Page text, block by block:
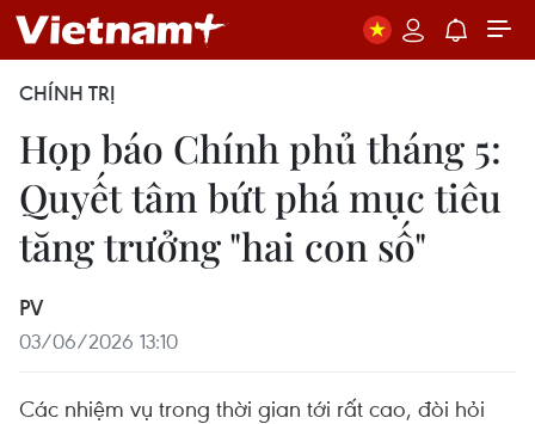
CHÍNH TRỊ
Họp báo Chính phủ tháng 5:
Quyết tâm bứt phá mục tiêu
tăng trưởng "hai con số"
PV
03/06/2026 13:10
Các nhiệm vụ trong thời gian tới rất cao, đòi hỏi